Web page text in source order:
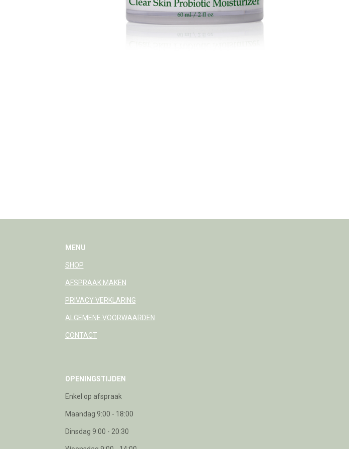
MENU
SHOP
AFSPRAAK MAKEN
PRIVACY VERKLARING
ALGEMENE VOORWAARDEN
CONTACT
OPENINGSTIJDEN
Enkel op afspraak
Maandag 9:00 - 18:00
Dinsdag 9:00 - 20:30